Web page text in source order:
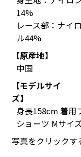
14%
レース部：ナイ
ル44%
【原産地】
中国
【モデルサイ
ズ】
身長158cm 着用
ショーツ Mサイ
写真をクリックす